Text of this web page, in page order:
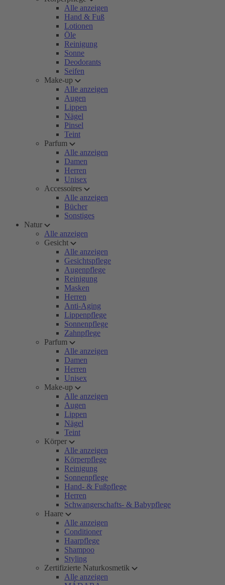
Alle anzeigen
Hand & Fuß
Lotionen
Öle
Reinigung
Sonne
Deodorants
Seifen
Make-up
Alle anzeigen
Augen
Lippen
Nägel
Pinsel
Teint
Parfum
Alle anzeigen
Damen
Herren
Unisex
Accessoires
Alle anzeigen
Bücher
Sonstiges
Natur
Alle anzeigen
Gesicht
Alle anzeigen
Gesichtspflege
Augenpflege
Reinigung
Masken
Herren
Anti-Aging
Lippenpflege
Sonnenpflege
Zahnpflege
Parfum
Alle anzeigen
Damen
Herren
Unisex
Make-up
Alle anzeigen
Augen
Lippen
Nägel
Teint
Körper
Alle anzeigen
Körperpflege
Reinigung
Sonnenpflege
Hand- & Fußpflege
Herren
Schwangerschafts- & Babypflege
Haare
Alle anzeigen
Conditioner
Haarpflege
Shampoo
Styling
Zertifizierte Naturkosmetik
Alle anzeigen